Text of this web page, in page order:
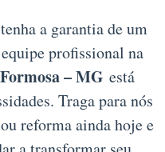
a garantia de um
profissional na
– MG está
Traga para nós
reforma ainda hoje e